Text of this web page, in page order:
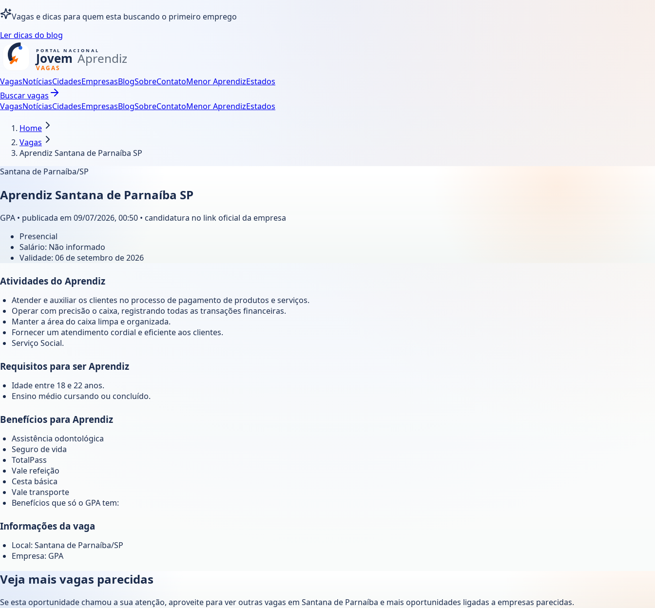
Vagas e dicas para quem esta buscando o primeiro emprego
Ler dicas do blog
VagasNotíciasCidadesEmpresasBlogSobreContatoMenor AprendizEstados
Buscar vagas
VagasNotíciasCidadesEmpresasBlogSobreContatoMenor AprendizEstados
Home
Vagas
Aprendiz Santana de Parnaíba SP
Santana de Parnaíba/SP
Aprendiz Santana de Parnaíba SP
GPA • publicada em 09/07/2026, 00:50 • candidatura no link oficial da empresa
Presencial
Salário: Não informado
Validade: 06 de setembro de 2026
Atividades do Aprendiz
Atender e auxiliar os clientes no processo de pagamento de produtos e serviços.
Operar com precisão o caixa, registrando todas as transações financeiras.
Manter a área do caixa limpa e organizada.
Fornecer um atendimento cordial e eficiente aos clientes.
Serviço Social.
Requisitos para ser Aprendiz
Idade entre 18 e 22 anos.
Ensino médio cursando ou concluído.
Benefícios para Aprendiz
Assistência odontológica
Seguro de vida
TotalPass
Vale refeição
Cesta básica
Vale transporte
Benefícios que só o GPA tem:
Informações da vaga
Local: Santana de Parnaíba/SP
Empresa: GPA
Veja mais vagas parecidas
Se esta oportunidade chamou a sua atenção, aproveite para ver outras vagas em Santana de Parnaíba e mais oportunidades ligadas a empresas parecidas.